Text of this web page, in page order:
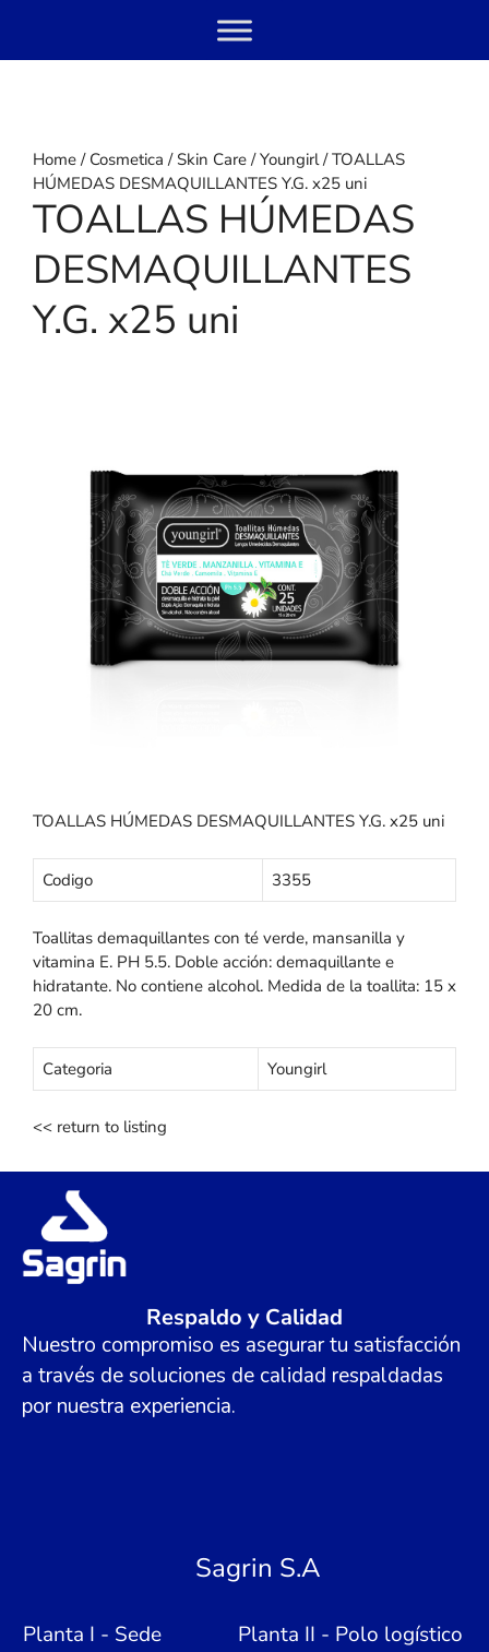
content
Home/ Cosmetica / Skin Care/Youngirl/ TOALLAS
HÚMEDAS DESMAQUILLANTES Y.G. x25 uni
TOALLAS HÚMEDAS
DESMAQUILLANTES
Y.G. x25 uni
TOALLAS HÚMEDAS DESMAQUILLANTES Y.G. x25 uni
Codigo 3355
Toallitas demaquillantes con té verde, mansanilla y
vitamina E. PH 5.5. Doble acción: demaquillante e
hidratante. No contiene alcohol. Medida de la toallita: 15 x
20 cm.
Categoria Youngirl
<< return to listing
Respaldo y Calidad
Nuestro compromiso es asegurar tu satisfacción
a través de soluciones de calidad respaldadas
por nuestra experiencia.
Sagrin S.A
Planta I - Sede
Planta II - Polo logístico